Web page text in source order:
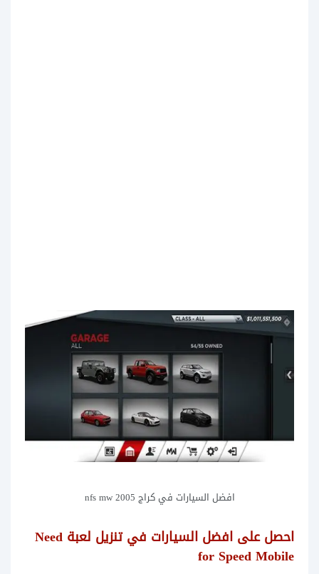
افضل السيارات في كراج nfs mw 2005
احصل على افضل السيارات في تنزيل لعبة Need
for Speed Mobile